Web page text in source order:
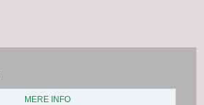
MERE INFO